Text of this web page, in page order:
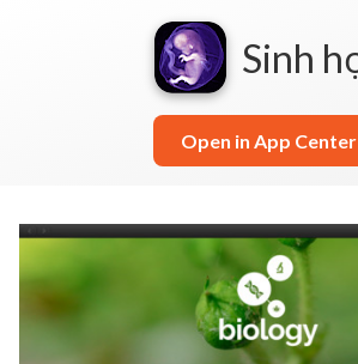
Sinh
Open in App Center